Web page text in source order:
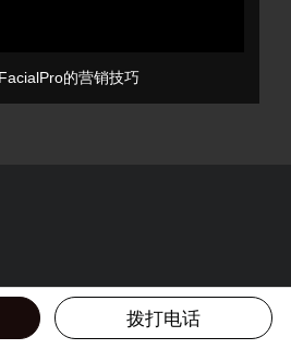
的营销技巧
拨打电话